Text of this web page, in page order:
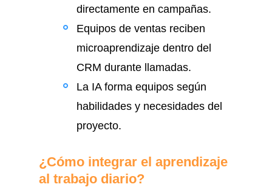
directamente en campañas.
Equipos de ventas reciben
microaprendizaje dentro del
CRM durante llamadas.
La IA forma equipos según
habilidades y necesidades del
proyecto.
¿Cómo integrar el aprendizaje
al trabajo diario?